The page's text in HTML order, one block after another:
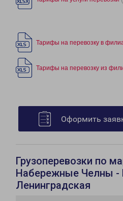
Тарифы на перевозку в
Тарифы на перевозку из
Оформить
Грузоперевозки по
Набережные Челны -
Ленинградская